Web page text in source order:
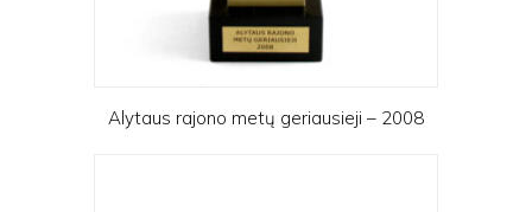
Alytaus rajono metų geriausieji – 2008